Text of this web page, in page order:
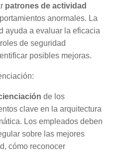
patrones de actividad
anormales. La
ayuda a evaluar la eficacia
de seguridad
posibles mejoras.
de los
clave en la arquitectura
Los empleados deben
sobre las mejores
cómo reconocer